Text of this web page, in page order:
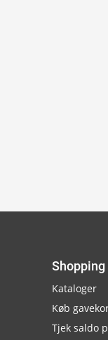
Shopping
Kataloger
Køb
Tjek saldo